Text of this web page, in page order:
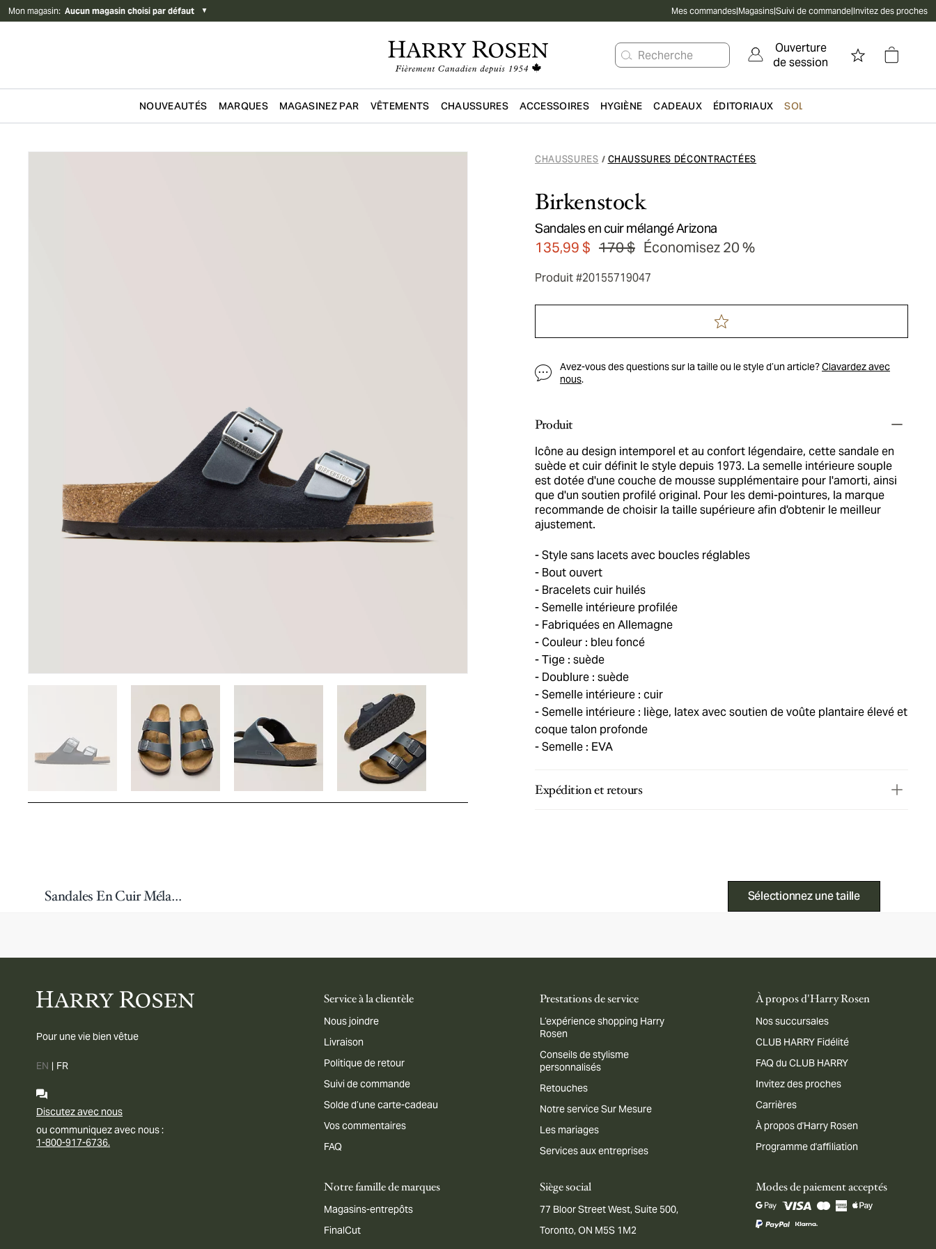
Mon magasin: Aucun magasin choisi par défaut ▼ Mes commandes|Magasins|Suivi de commande|Invitez des proches
Recherche
Ouverture
de session
Passer au contenu principal
NOUVEAUTÉS MARQUES MAGASINEZ PAR VÊTEMENTS CHAUSSURES ACCESSOIRES HYGIÈNE CADEAUX ÉDITORIAUX SOLDES
CHAUSSURES / CHAUSSURES DÉCONTRACTÉES
Birkenstock
Sandales en cuir mélangé Arizona
135,99 $ 170 $ Économisez 20 %
Produit #20155719047
Avez-vous des questions sur la taille ou le style d’un article?Clavardez avec
nous.
Produit
Icône au design intemporel et au confort légendaire, cette sandale en
suède et cuir définit le style depuis 1973. La semelle intérieure souple
est dotée d'une couche de mousse supplémentaire pour l'amorti, ainsi
que d'un soutien profilé original. Pour les demi-pointures, la marque
recommande de choisir la taille supérieure afin d'obtenir le meilleur
ajustement.
Style sans lacets avec boucles réglables
Bout ouvert
Bracelets cuir huilés
Semelle intérieure profilée
Fabriquées en Allemagne
Couleur : bleu foncé
Tige : suède
Doublure : suède
Semelle intérieure : cuir
Semelle intérieure : liège, latex avec soutien de voûte plantaire élevé et
coque talon profonde
Semelle : EVA
Expédition et retours
Sandales En Cuir Mélangé Arizona Sélectionnez une taille
Pour une vie bien vêtue
EN | FR
Discutez avec nous
ou communiquez avec nous :
1-800-917-6736.
Service à la clientèle
Nous joindre
Livraison
Politique de retour
Suivi de commande
Solde d’une carte-cadeau
Vos commentaires
FAQ
Prestations de service
L’expérience shopping Harry
Rosen
Conseils de stylisme
personnalisés
Retouches
Notre service Sur Mesure
Les mariages
Services aux entreprises
À propos d'Harry Rosen
Nos succursales
CLUB HARRY Fidélité
FAQ du CLUB HARRY
Invitez des proches
Carrières
À propos d'Harry Rosen
Programme d'affiliation
Notre famille de marques
Magasins-entrepôts
FinalCut
Siège social
77 Bloor Street West, Suite 500,
Toronto, ON M5S 1M2
Modes de paiement acceptés